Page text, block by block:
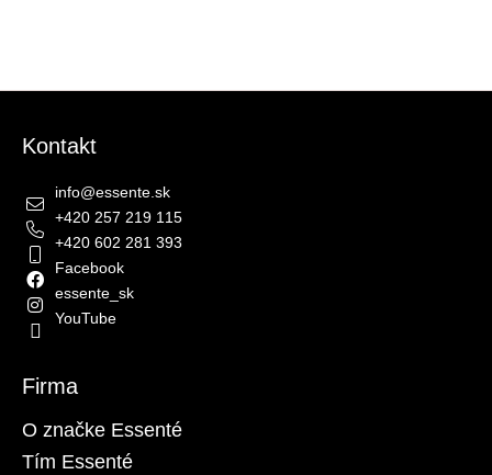
Kontakt
info@essente.sk
+420 257 219 115
+420 602 281 393
Facebook
essente_sk
YouTube
Firma
O značke Essenté
Tím Essenté